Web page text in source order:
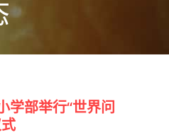
学部举行“世界问